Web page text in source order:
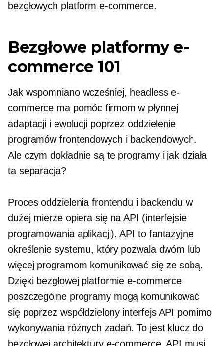
bezgłowych platform e-commerce.
Bezgłowe platformy e-
commerce 101
Jak wspomniano wcześniej, headless e-
commerce ma pomóc firmom w płynnej
adaptacji i ewolucji poprzez oddzielenie
programów frontendowych i backendowych.
Ale czym dokładnie są te programy i jak działa
ta separacja?
Proces oddzielenia frontendu i backendu w
dużej mierze opiera się na API (interfejsie
programowania aplikacji). API to fantazyjne
określenie systemu, który pozwala dwóm lub
więcej programom komunikować się ze sobą.
Dzięki bezgłowej platformie e-commerce
poszczególne programy mogą komunikować
się poprzez współdzielony interfejs API pomimo
wykonywania różnych zadań. To jest klucz do
bezgłowej architektury e-commerce. API musi